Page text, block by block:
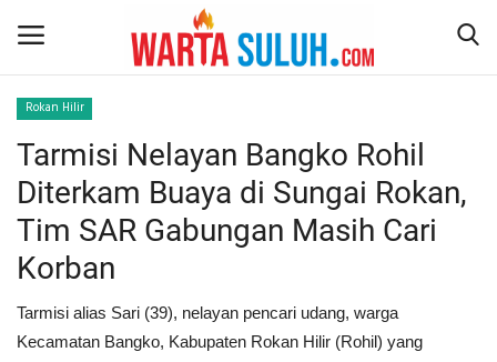
Home
NEWS
JAZIRAH RIAU
POLITIK
Rokan Hilir
Tarmisi Nelayan Bangko Rohil
Diterkam Buaya di Sungai Rokan,
Tim SAR Gabungan Masih Cari
Korban
Tarmisi alias Sari (39), nelayan pencari udang, warga
Kecamatan Bangko, Kabupaten Rokan Hilir (Rohil) yang